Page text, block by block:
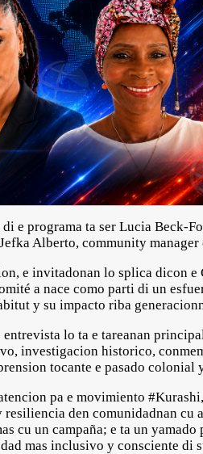
e programa ta ser Lucia Beck-
Alberto, community manager
e invitadonan lo splica dicon
a nace como parti di un
y su impacto riba
lo ta e tareanan
investigacion historico,
tocante e pasado colonial
pa e movimiento
den comunidadnan cu
cu un campaña; e ta un
mas inclusivo y consciente di